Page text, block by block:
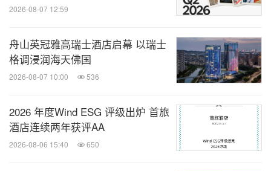
礼美学：
有味全日餐厅：在自助餐时段荟萃中西环球美味，平
日零点则主打地道粤湘小炒，兼具烟火气与精致感；
潮湘1925中餐厅：以粤潮湘创意融合菜系，打造江景
商务宴请优选；
2026-08-07 12:59
舟山英冠雅高瑞士酒店启幕 以瑞士
格调浸润海天佛国
2026-08-07 10:00 536
2026 年度Wind ESG 评级出炉 首旅
酒店连续两年获评AA
2026-08-06 15:40 650